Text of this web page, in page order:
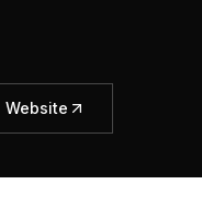
Website